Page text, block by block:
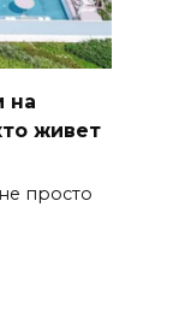
на
живет
просто